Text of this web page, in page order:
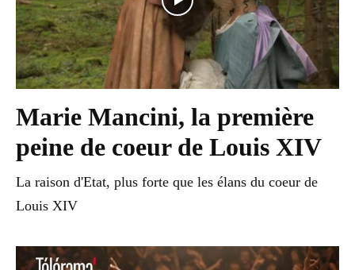
Marie Mancini, la première
peine de coeur de Louis XIV
La raison d'Etat, plus forte que les élans du coeur de
Louis XIV